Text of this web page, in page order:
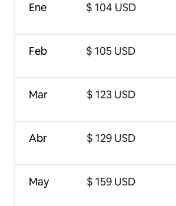
Ene
Feb
Mar
Abr
May
$ 104 USD
$ 105 USD
$ 123 USD
$ 129 USD
$ 159 USD